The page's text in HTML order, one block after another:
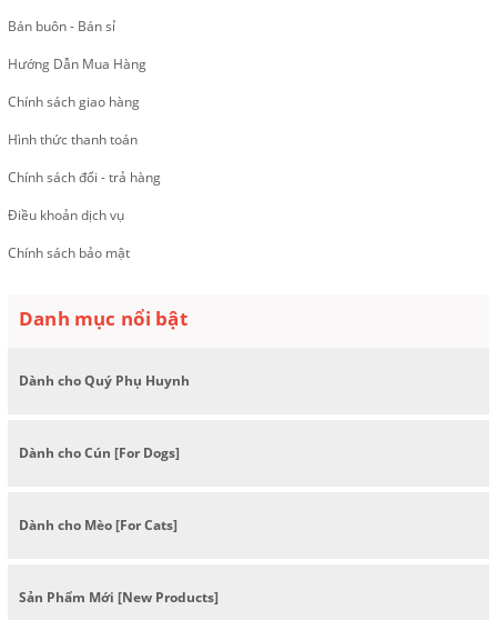
Bán buôn - Bán sỉ
Hướng Dẫn Mua Hàng
Chính sách giao hàng
Hình thức thanh toán
Chính sách đổi - trả hàng
Điều khoản dịch vụ
Chính sách bảo mật
Danh mục nổi bật
Dành cho Quý Phụ Huynh
Dành cho Cún [For Dogs]
Dành cho Mèo [For Cats]
Sản Phẩm Mới [New Products]